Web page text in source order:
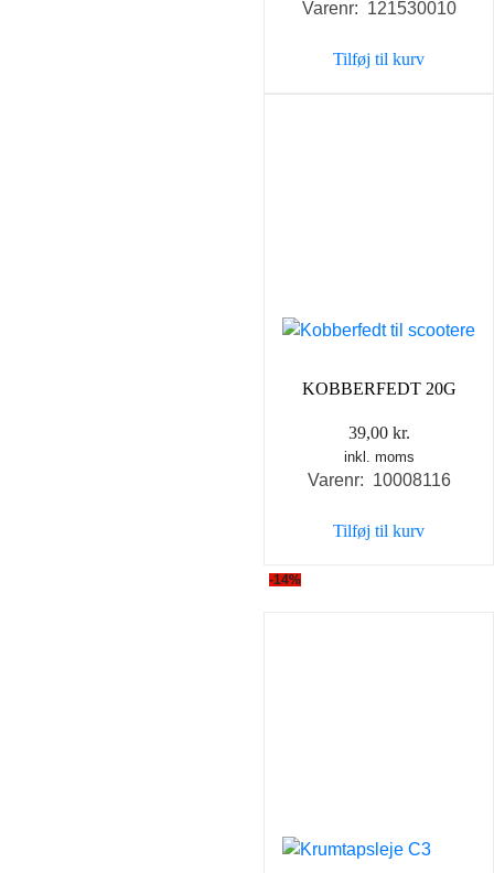
Varenr: 121530010
Tilføj til kurv
KOBBERFEDT 20G
39,00 kr.
inkl. moms
Varenr: 10008116
Tilføj til kurv
-14%